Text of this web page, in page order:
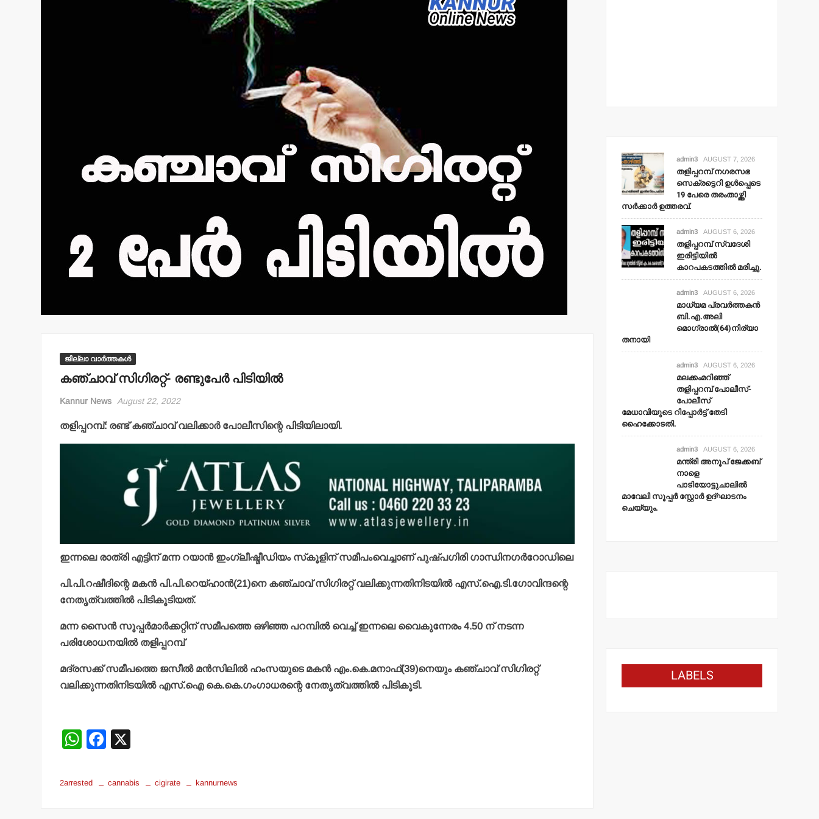
ജില്ലാ വാർത്തകൾ
കഞ്ചാവ് സിഗിരറ്റ്- രണ്ടുപേര്‍ പിടിയില്‍
Kannur News August 22, 2022
തളിപ്പറമ്പ്: രണ്ട് കഞ്ചാവ് വലിക്കാര്‍ പോലീസിന്റെ പിടിയിലായി.
ഇന്നലെ രാത്രി എട്ടിന് മന്ന റയാന്‍ ഇംഗ്ലീഷ്മീഡിയം സ്‌കൂളിന് സമീപംവെച്ചാണ് പുഷ്പഗിരി ഗാന്ധിനഗര്‍റോഡിലെ
പി.പി.റഷീദിന്റെ മകന്‍ പി.പി.റെയ്ഹാന്‍(21)നെ കഞ്ചാവ് സിഗിരറ്റ് വലിക്കുന്നതിനിടയില്‍ എസ്.ഐ.ടി.ഗോവിന്ദന്റെ
നേതൃത്വത്തില്‍ പിടികൂടിയത്.
മന്ന സൈന്‍ സൂപ്പര്‍മാര്‍ക്കറ്റിന് സമീപത്തെ ഒഴിഞ്ഞ പറമ്പില്‍ വെച്ച് ഇന്നലെ വൈകുന്നേരം 4.50 ന് നടന്ന
പരിശോധനയില്‍ തളിപ്പറമ്പ്
മദ്രസക്ക് സമീപത്തെ ജസീല്‍ മന്‍സിലില്‍ ഹംസയുടെ മകന്‍ എം.കെ.മനാഫ്(39)നെയും കഞ്ചാവ് സിഗിരറ്റ്
വലിക്കുന്നതിനിടയില്‍ എസ്.ഐ കെ.കെ.ഗംഗാധരന്റെ നേതൃത്വത്തില്‍ പിടികൂടി.
W
at
F
c
2arrested cannabis cigirate kannurnews
മന്ത്രി അനൂപ് ജേക്കബ്
admin3
admin3 AUGUST 7, 2026
തളിപ്പറമ്പ് നഗരസഭ
സെക്രട്ടെറി ഉള്‍പ്പെടെ
19 പേരെ തരംതാഴ്ത്തി
സര്‍ക്കാര്‍ ഉത്തരവ്.
admin3 AUGUST 6, 2026
തളിപ്പറമ്പ് സ്വദേശി
ഇരിട്ടിയില്‍
കാറപകടത്തില്‍ മരിച്ചു.
admin3 AUGUST 6, 2026
മാധ്യമ പ്രവര്‍ത്തകന്‍
ബി.എ.അലി
മൊഗ്രാല്‍(64)നിര്യാ
തനായി
admin3 AUGUST 6, 2026
മലക്കംമറിഞ്ഞ്
തളിപ്പറമ്പ് പോലീസ്-
പോലീസ്
മേധാവിയുടെ റിപ്പോര്‍ട്ട് തേടി
ഹൈക്കോടതി.
admin3 AUGUST 6, 2026
മന്ത്രി അനൂപ് ജേക്കബ്
നാളെ
പാടിയോട്ടുചാലില്‍
മാവേലി സൂപ്പര്‍ സ്റ്റോര്‍ ഉദ്ഘാടനം
ചെയ്യും.
LABELS